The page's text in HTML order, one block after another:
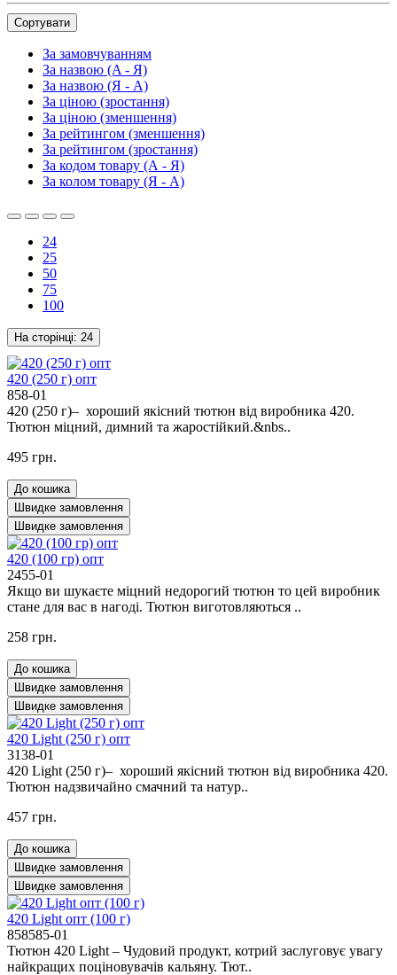
Сортувати
За замовчуванням
За назвою (A - Я)
За назвою (Я - A)
За ціною (зростання)
За ціною (зменшення)
За рейтингом (зменшення)
За рейтингом (зростання)
За кодом товару (А - Я)
За колом товару (Я - А)
24
25
50
75
100
На сторінці: 24
420 (250 г) опт
858-01
420 (250 г)– хороший якісний тютюн від виробника 420.
Тютюн міцний, димний та жаростійкий.&nbs..
495 грн.
До кошика
Швидке замовлення
Швидке замовлення
420 (100 гр) опт
2455-01
Якщо ви шукаєте міцний недорогий тютюн то цей виробник
стане для вас в нагоді. Тютюн виготовляються ..
258 грн.
До кошика
Швидке замовлення
Швидке замовлення
420 Light (250 г) опт
3138-01
420 Light (250 г)– хороший якісний тютюн від виробника 420.
Тютюн надзвичайно смачний та натур..
457 грн.
До кошика
Швидке замовлення
Швидке замовлення
420 Light опт (100 г)
858585-01
Тютюн 420 Light – Чудовий продукт, котрий заслуговує увагу
найкращих поціновувачів кальяну. Тют..